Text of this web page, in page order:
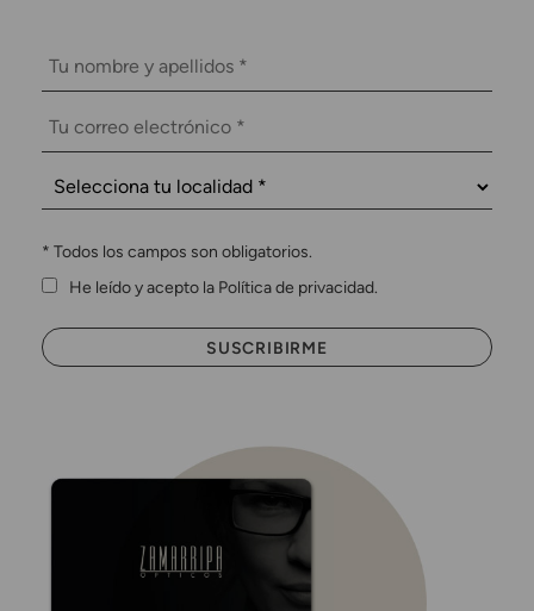
* Todos los campos son obligatorios.
He leído y acepto la Política de privacidad.